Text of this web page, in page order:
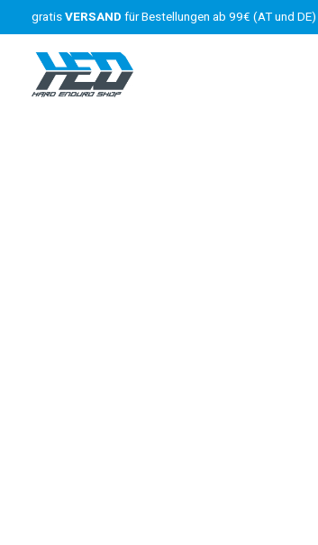
gratisVERSAND für Bestellungen ab 99€ (AT und DE)